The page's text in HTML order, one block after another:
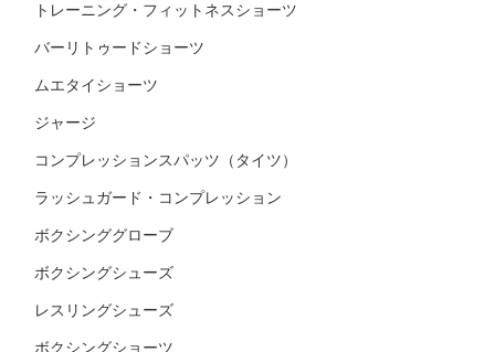
トレーニング・フィットネスショーツ
バーリトゥードショーツ
ムエタイショーツ
ジャージ
コンプレッションスパッツ（タイツ）
ラッシュガード・コンプレッション
ボクシンググローブ
ボクシングシューズ
レスリングシューズ
ボクシングショーツ